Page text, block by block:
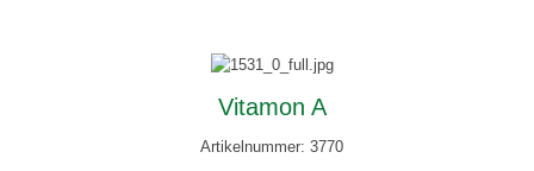
Vitamon A
Artikelnummer: 3770